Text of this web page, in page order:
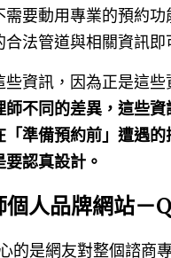
需要動用專業的預約
法管道與相關資訊即
些資訊，因為正是這些
師不同的差異，這些
「準備預約前」遭遇的
認真設計。
個人品牌網站－
的是網友對整個諮商